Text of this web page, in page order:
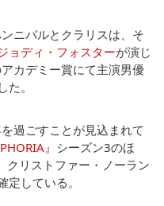
ニバルとクラリスは、そ
ョディ・フォスターが演じ
カデミー賞にて主演男優
。
過ごすことが見込まれて
』 シーズン3のほ
クリストファー・ノーラン
定している。